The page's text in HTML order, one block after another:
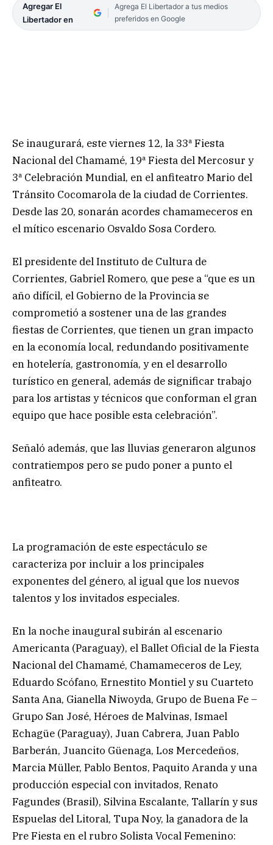
Agregar El
Libertador en
Agrega El Libertador a tus medios
preferidos en Google
Se inaugurará, este viernes 12, la 33ª Fiesta
Nacional del Chamamé, 19ª Fiesta del Mercosur y
3ª Celebración Mundial, en el anfiteatro Mario del
Tránsito Cocomarola de la ciudad de Corrientes.
Desde las 20, sonarán acordes chamameceros en
el mítico escenario Osvaldo Sosa Cordero.
El presidente del Instituto de Cultura de
Corrientes, Gabriel Romero, que pese a “que es un
año difícil, el Gobierno de la Provincia se
comprometió a sostener una de las grandes
fiestas de Corrientes, que tienen un gran impacto
en la economía local, redundando positivamente
en hotelería, gastronomía, y en el desarrollo
turístico en general, además de significar trabajo
para los artistas y técnicos que conforman el gran
equipo que hace posible esta celebración”.
Señaló además, que las lluvias generaron algunos
contratiempos pero se pudo poner a punto el
anfiteatro.
La programación de este espectáculo se
caracteriza por incluir a los principales
exponentes del género, al igual que los nuevos
talentos y los invitados especiales.
En la noche inaugural subirán al escenario
Americanta (Paraguay), el Ballet Oficial de la Fiesta
Nacional del Chamamé, Chamameceros de Ley,
Eduardo Scófano, Ernestito Montiel y su Cuarteto
Santa Ana, Gianella Niwoyda, Grupo de Buena Fe –
Grupo San José, Héroes de Malvinas, Ismael
Echagüe (Paraguay), Juan Cabrera, Juan Pablo
Barberán, Juancito Güenaga, Los Mercedeños,
Marcia Müller, Pablo Bentos, Paquito Aranda y una
producción especial con invitados, Renato
Fagundes (Brasil), Silvina Escalante, Tallarín y sus
Espuelas del Litoral, Tupa Noy, la ganadora de la
Pre Fiesta en el rubro Solista Vocal Femenino: